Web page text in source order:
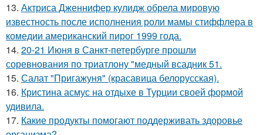
13. Актриса Дженнифер кулидж обрела мировую
известность после исполнения роли мамы стиффлера в
комедии американский пирог 1999 года.
14. 20-21 Июня в Санкт-петербурге прошли
соревнования по триатлону "медный всадник 51.
15. Салат "Пригажуня" (красавица белорусская).
16. Кристина асмус на отдыхе в Турции своей формой
удивила.
17. Какие продукты помогают поддерживать здоровье